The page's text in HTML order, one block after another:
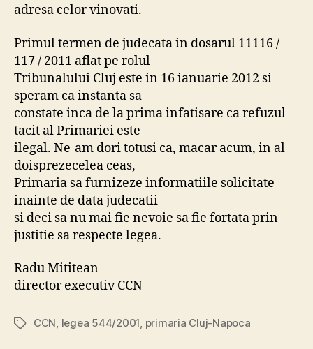
adresa celor vinovati.
Primul termen de judecata in dosarul 11116 /
117 / 2011 aflat pe rolul
Tribunalului Cluj este in 16 ianuarie 2012 si
speram ca instanta sa
constate inca de la prima infatisare ca refuzul
tacit al Primariei este
ilegal. Ne-am dori totusi ca, macar acum, in al
doisprezecelea ceas,
Primaria sa furnizeze informatiile solicitate
inainte de data judecatii
si deci sa nu mai fie nevoie sa fie fortata prin
justitie sa respecte legea.
Radu Mititean
director executiv CCN
TagsCCN, legea 544/2001, primaria Cluj-Napoca